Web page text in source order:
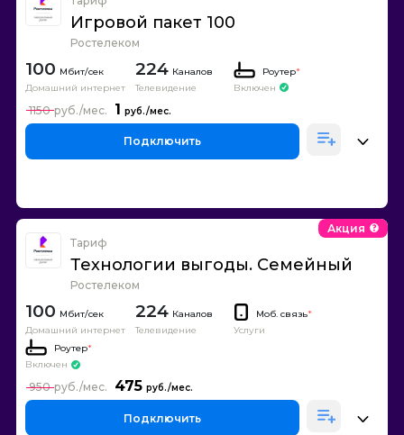
Игровой пакет 100
Ростелеком
100
Домашний интернет
224 Каналов
Телевидение
Роутер*
Включен
1
1150
Подключить
Тариф
Технологии выгоды. Семейный
Ростелеком
Акция
100
Домашний интернет
224 Каналов
Телевидение
Моб. связь*
Услуги
Роутер*
Включен
475
950
Подключить